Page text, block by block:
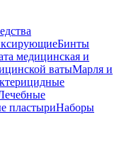
Бинты
медицинская и
ватыМарля и
пластыриНаборы